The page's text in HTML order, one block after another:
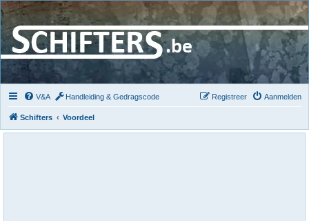
V&A Handleiding & Gedragscode Aanmelden
Registreer
Schifters Voordeel